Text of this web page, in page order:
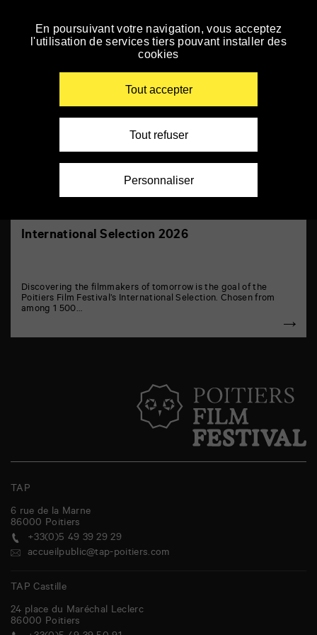
Skip
to
Enter your key-words
Selections
International Selection 2026
Discovering the filmmakers of tomorrow is the goal of the
Poitiers Film Festival’s International Selection. Chosen from
among 1 500…
TAP
6 rue de la Marne
86000 Poitiers
+33(0)5 49 39 29 29
accueilpublic@tap-poitiers.com
TAP Castille
24 place du Maréchal Leclerc
86000 Poitiers
En poursuivant votre navigation, vous acceptez
l'utilisation de services tiers pouvant installer des
cookies
Tout accepter
Tout refuser
Personnaliser